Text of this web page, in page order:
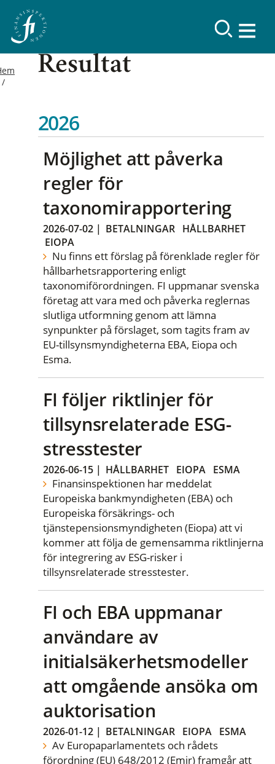
Resultat
2026
Möjlighet att påverka
regler för
taxonomirapportering
2026-07-02 | BETALNINGAR HÅLLBARHET
EIOPA
Nu finns ett förslag på förenklade regler för
hållbarhetsrapportering enligt
taxonomiförordningen. FI uppmanar svenska
företag att vara med och påverka reglernas
slutliga utformning genom att lämna
synpunkter på förslaget, som tagits fram av
EU-tillsynsmyndigheterna EBA, Eiopa och
Esma.
FI följer riktlinjer för
tillsynsrelaterade ESG-
stresstester
2026-06-15 | HÅLLBARHET EIOPA ESMA
Finansinspektionen har meddelat
Europeiska bankmyndigheten (EBA) och
Europeiska försäkrings- och
tjänstepensionsmyndigheten (Eiopa) att vi
kommer att följa de gemensamma riktlinjerna
för integrering av ESG-risker i
tillsynsrelaterade stresstester.
FI och EBA uppmanar
användare av
initialsäkerhetsmodeller
att omgående ansöka om
auktorisation
2026-01-12 | BETALNINGAR EIOPA ESMA
Av Europaparlamentets och rådets
förordning (EU) 648/2012 (Emir) framgår att